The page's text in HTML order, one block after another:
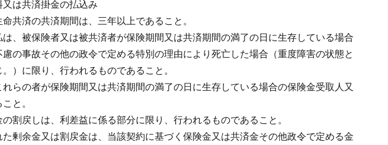
は共済掛金の払込み
共済の共済期間は、三年以上であること。
、被保険者又は被共済者が保険期間又は共済期間の満了の日に生存している場合
の事故その他の政令で定める特別の理由により死亡した場合（重度障害の状態と
）に限り、行われるものであること。
らの者が保険期間又は共済期間の満了の日に生存している場合の保険金受取人又
と。
割戻しは、利差益に係る部分に限り、行われるものであること。
剰余金又は割戻金は、当該契約に基づく保険金又は共済金その他政令で定める金